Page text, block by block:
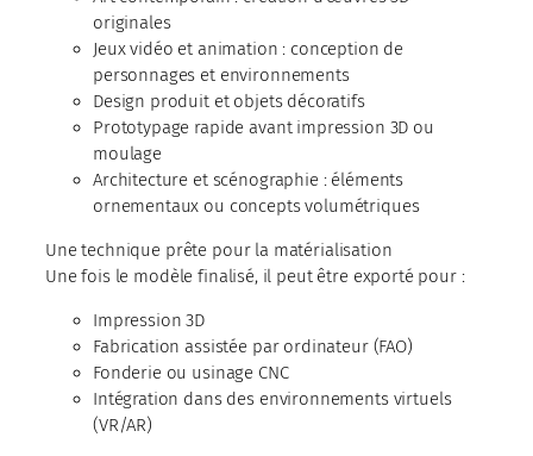
originales
Jeux vidéo et animation : conception de
personnages et environnements
Design produit et objets décoratifs
Prototypage rapide avant impression 3D ou
moulage
Architecture et scénographie : éléments
ornementaux ou concepts volumétriques
Une technique prête pour la matérialisation
Une fois le modèle finalisé, il peut être exporté pour :
Impression 3D
Fabrication assistée par ordinateur (FAO)
Fonderie ou usinage CNC
Intégration dans des environnements virtuels
(VR/AR)